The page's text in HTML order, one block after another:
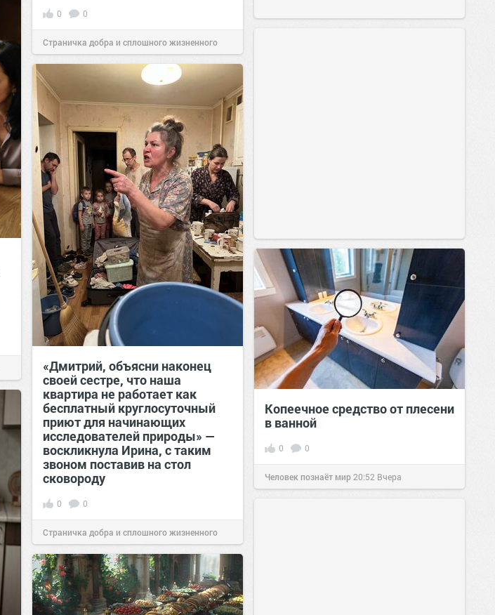
0 0
Страничка добра и сплошного жизненного
позитива!00:2907 авг 2026
«Дмитрий, объясни наконец
своей сестре, что наша
квартира не работает как
бесплатный круглосуточный
приют для начинающих
исследователей природы» —
воскликнула Ирина, с таким
звоном поставив на стол
сковороду
0 0
Страничка добра и сплошного жизненного
позитива!00:2807 авг 2026
Копеечное средство от плесени
в ванной
0 0
Человек познаёт мир 20:52 Вчера